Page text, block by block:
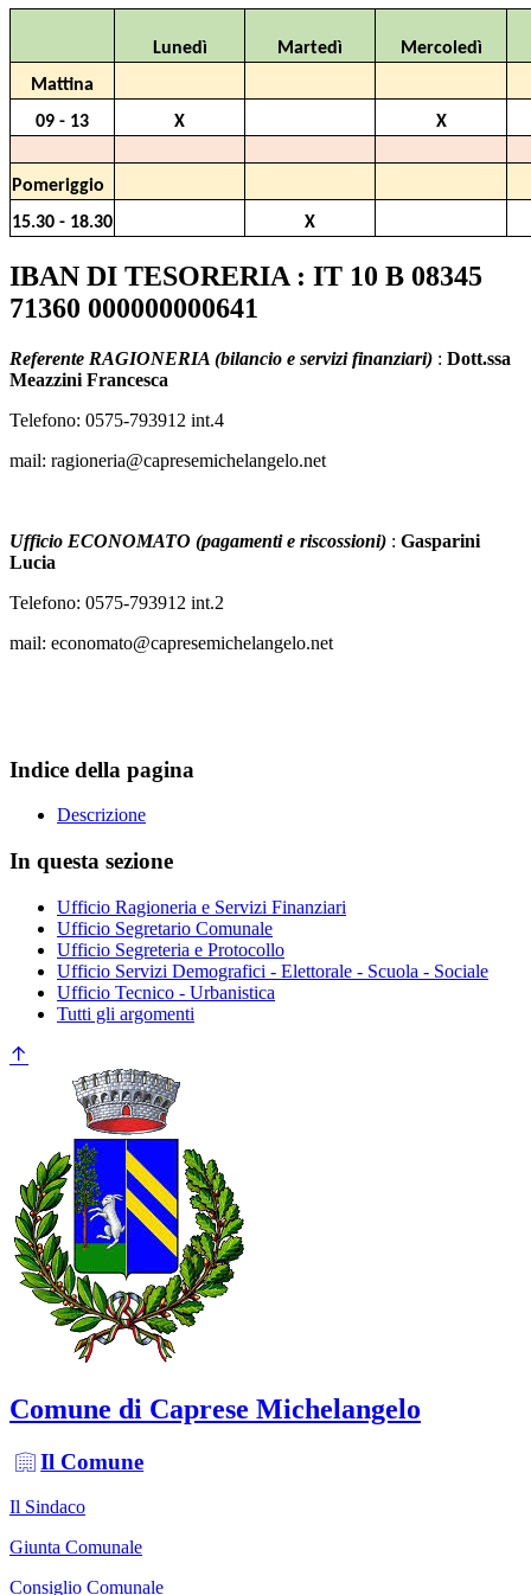
Lunedì Martedì
Mercoledì
Mattina
09 - 13
X X
Pomeriggio
15.30 - 18.30
X
IBAN DI TESORERIA : IT 10 B 08345
71360 000000000641
Referente RAGIONERIA (bilancio e servizi finanziari) : Dott.ssa
Meazzini Francesca
Telefono: 0575-793912 int.4
mail: ragioneria@capresemichelangelo.net
Ufficio ECONOMATO (pagamenti e riscossioni) : Gasparini
Lucia
Telefono: 0575-793912 int.2
mail: economato@capresemichelangelo.net
Indice della pagina
Descrizione
In questa sezione
Ufficio Ragioneria e Servizi Finanziari
Ufficio Segretario Comunale
Ufficio Segreteria e Protocollo
Ufficio Servizi Demografici - Elettorale - Scuola - Sociale
Ufficio Tecnico - Urbanistica
Tutti gli argomenti
Comune di Caprese Michelangelo
Il Comune
Il Sindaco
Giunta Comunale
Consiglio Comunale